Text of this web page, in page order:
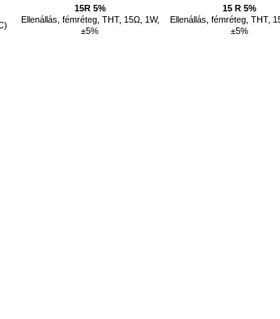
15R 5%
Ellenállás, fémréteg, THT, 15Ω, 1W,
±5%
15 R 5%
Ellenállás, fémréteg, THT,
±5%